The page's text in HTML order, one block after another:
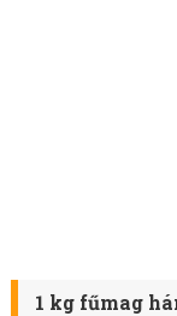
1 kg fűmag